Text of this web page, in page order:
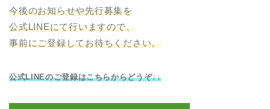
今後のお知らせや先行募集を
公式LINEにて行いますので、
事前にご登録してお待ちください。
公式LINEのご登録はこちらからどうぞ↓↓